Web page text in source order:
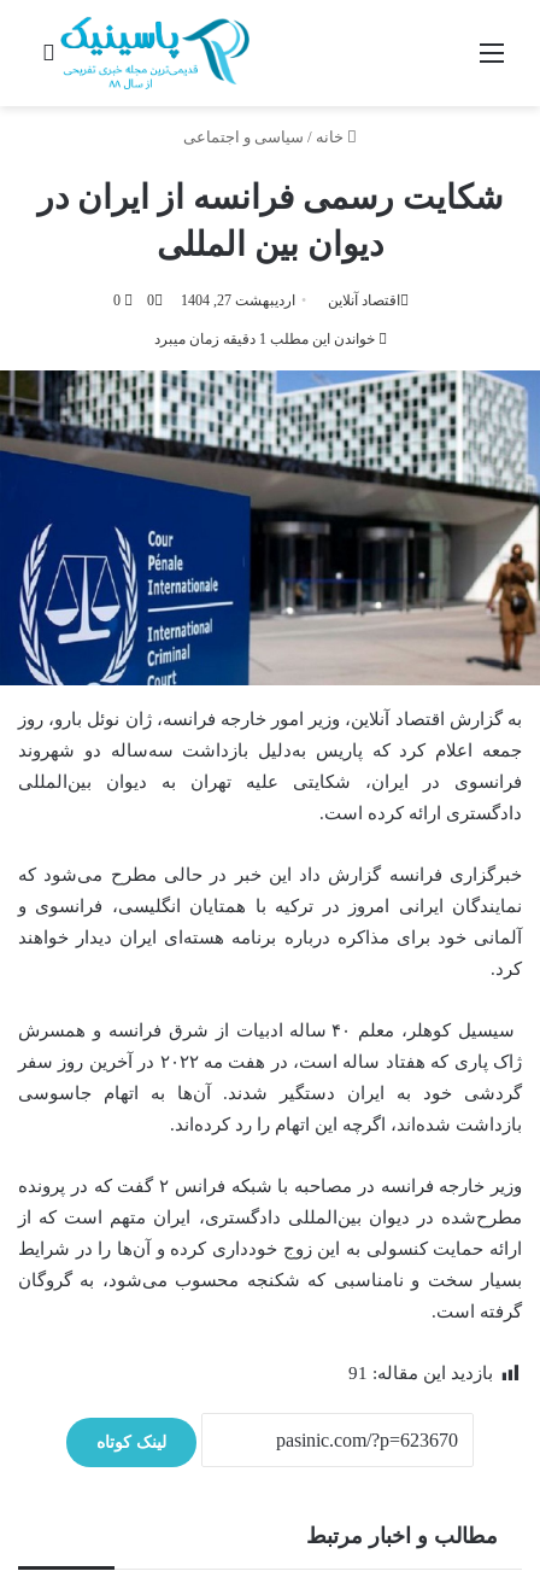
منو
خانه / سیاسی و اجتماعی
شکایت رسمی فرانسه از ایران در
دیوان بین المللی
اقتصاد آنلاین اردیبهشت 27, 1404 0
خواندن این مطلب 1 دقیقه زمان میبرد
به گزارش اقتصاد آنلاین، وزیر امور خارجه فرانسه، ژان نوئل بارو، روز
جمعه اعلام کرد که پاریس به‌دلیل بازداشت سه‌ساله دو شهروند
فرانسوی در ایران، شکایتی علیه تهران به دیوان بین‌المللی
دادگستری ارائه کرده است.
خبرگزاری فرانسه گزارش داد این خبر در حالی مطرح می‌شود که
نمایندگان ایرانی امروز در ترکیه با همتایان انگلیسی، فرانسوی و
آلمانی خود برای مذاکره درباره برنامه هسته‌ای ایران دیدار خواهند
کرد.
سیسیل کوهلر، معلم ۴۰ ساله ادبیات از شرق فرانسه و همسرش
ژاک پاری که هفتاد ساله است، در هفت مه ۲۰۲۲ در آخرین روز سفر
گردشی خود به ایران دستگیر شدند. آن‌ها به اتهام جاسوسی
بازداشت شده‌اند، اگرچه این اتهام را رد کرده‌اند.
وزیر خارجه فرانسه در مصاحبه با شبکه فرانس ۲ گفت که در پرونده
مطرح‌شده در دیوان بین‌المللی دادگستری، ایران متهم است که از
ارائه حمایت کنسولی به این زوج خودداری کرده و آن‌ها را در شرایط
بسیار سخت و نامناسبی که شکنجه محسوب می‌شود، به گروگان
گرفته است.
بازدید این مقاله: 91
لینک کوتاه
مطالب و اخبار مرتبط